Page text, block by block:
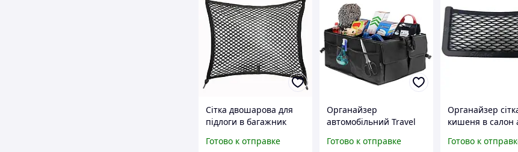
Сітка двошарова для
підлоги в багажник
Elegant EL 100 675
Готово к отправке
Органайзер
автомобільний Travel
Готово к отправке
Органайзер
кишеня в салон
100 671
Готово к